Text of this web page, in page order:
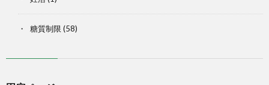
糖質制限 (58)